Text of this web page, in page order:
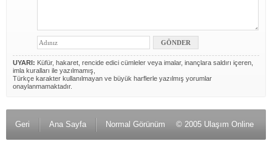
UYARI: Küfür, hakaret, rencide edici cümleler veya imalar, inançlara saldırı içeren,
imla kuralları ile yazılmamış,
Türkçe karakter kullanılmayan ve büyük harflerle yazılmış yorumlar
onaylanmamaktadır.
Geri Ana Sayfa Normal Görünüm © 2005 Ulaşım Online